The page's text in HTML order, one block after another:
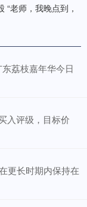
“老师，我晚点到，
东荔枝嘉年华今日
入评级，目标价
更长时期内保持在